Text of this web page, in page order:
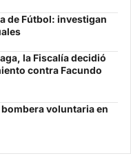
de Fútbol: investigan
la Fiscalía decidió
contra Facundo
voluntaria en